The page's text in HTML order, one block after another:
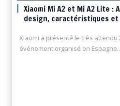
Xiaomi Mi A2 et Mi A2 Lite :
design, caractéristiques
Xiaomi a présenté le très attendu
événement organisé en